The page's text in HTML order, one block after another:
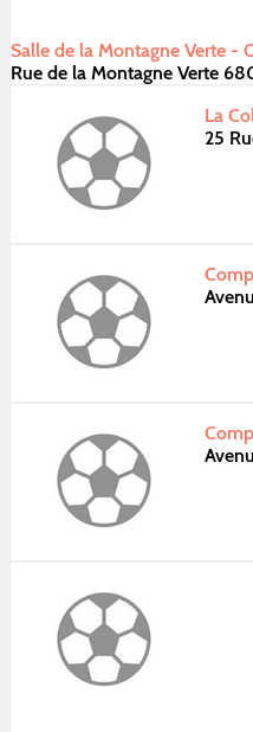
Salle de la Montagne Verte -
Rue de la Montagne Verte
La
25